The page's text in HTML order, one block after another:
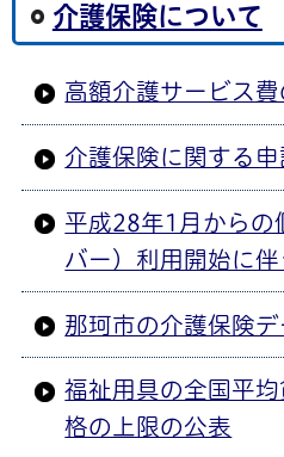
介護保険について
高額介護サービス
介護保険に関する申
平成28年1月からの
バー）利用開始に
那珂市の介護保険デ
福祉用具の全国平
格の上限の公表